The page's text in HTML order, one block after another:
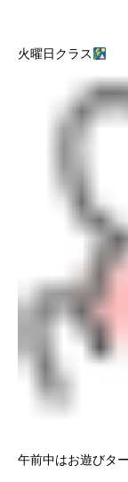
火曜日クラス
午前中はお遊びタ